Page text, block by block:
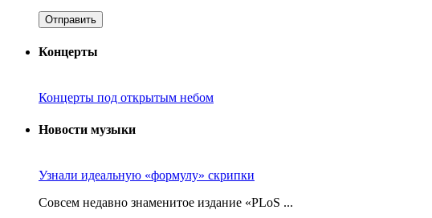
Концерты
Концерты под открытым небом
Новости музыки
Узнали идеальную «формулу» скрипки
Совсем недавно знаменитое издание «PLoS ...